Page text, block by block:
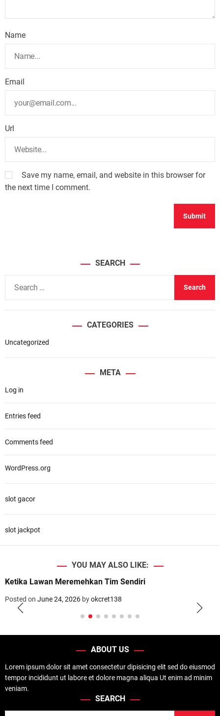
Name
Email
Url
Save my name, email, and website in this browser for
the next time I comment.
SEARCH
h
:
CATEGORIES
Uncategorized
META
Log in
Entries feed
Comments feed
WordPress.org
slot gacor
slot jackpot
YOU MAY ALSO LIKE:
Ketika Lawan Meremehkan Tim Sendiri
Posted on June 24, 2026 byokcret138
ABOUT US
Lorem ipsum dolor sit amet consectetur dipisicing elit sed do eiusmod
tempor incididunt ut labore et dolore magna aliqua Ut enim ad minim
veniam.
SEARCH